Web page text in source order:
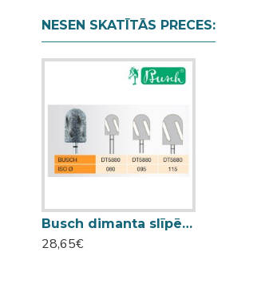
NESEN SKATĪTĀS PRECES:
Busch dimanta slīpēšanas frēze DT5880 080
28,65€